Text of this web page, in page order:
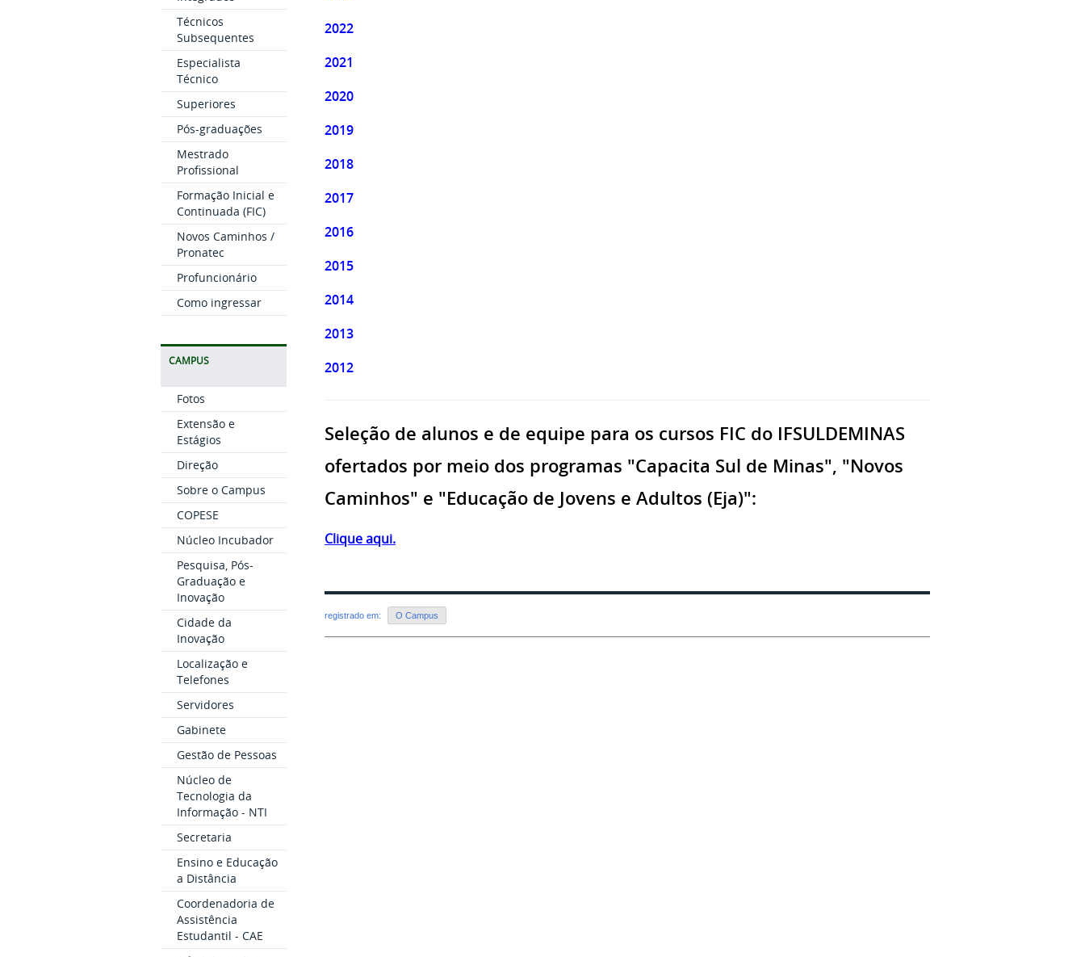
Técnicos
Subsequentes
Especialista
Técnico
Superiores
Pós-graduações
Mestrado
Profissional
Formação Inicial e
Continuada (FIC)
Novos Caminhos /
Pronatec
Profuncionário
Como ingressar
CAMPUS
Fotos
Extensão e
Estágios
Direção
Sobre o Campus
COPESE
Núcleo Incubador
Pesquisa, Pós-
Graduação e
Inovação
Cidade da
Inovação
Localização e
Telefones
Servidores
Gabinete
Gestão de Pessoas
Núcleo de
Tecnologia da
Informação - NTI
Secretaria
Ensino e Educação
a Distância
Coordenadoria de
Assistência
Estudantil - CAE
2022
2021
2020
2019
2018
2017
2016
2015
2014
2013
2012
Seleção de alunos e de equipe para os cursos FIC do IFSULDEMINAS
ofertados por meio dos programas "Capacita Sul de Minas", "Novos
Caminhos" e "Educação de Jovens e Adultos (Eja)":
Clique aqui.
registrado em: O Campus